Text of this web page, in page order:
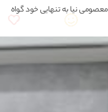
نیا به تنهایی خود گواه